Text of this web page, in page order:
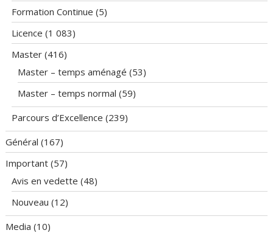
Formation Continue (5)
Licence (1 083)
Master (416)
Master – temps aménagé (53)
Master – temps normal (59)
Parcours d’Excellence (239)
Général (167)
Important (57)
Avis en vedette (48)
Nouveau (12)
Media (10)